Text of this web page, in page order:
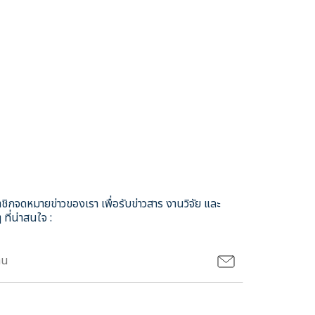
จดหมายข่าวของเรา เพื่อรับข่าวสาร งานวิจัย และ
น่าสนใจ :